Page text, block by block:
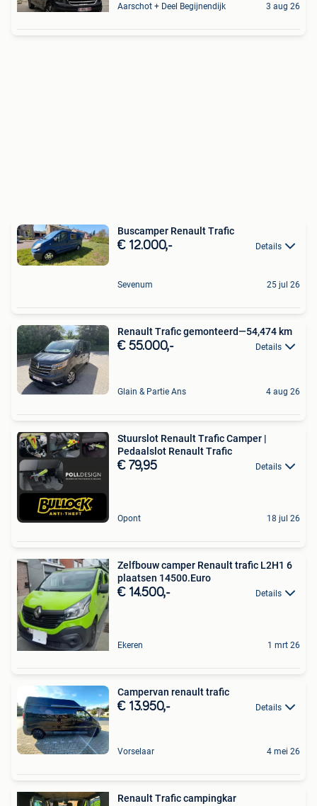
Aarschot + Deel Begijnendijk 3 aug 26
Buscamper Renault Trafic
€ 12.000,- Details
Sevenum 25 jul 26
Renault Trafic gemonteerd—54,474 km
€ 55.000,- Details
Glain & Partie Ans 4 aug 26
Stuurslot Renault Trafic Camper |
Pedaalslot Renault Trafic
€ 79,95 Details
Opont 18 jul 26
Zelfbouw camper Renault trafic L2H1 6
plaatsen 14500.Euro
€ 14.500,- Details
Ekeren 1 mrt 26
Campervan renault trafic
€ 13.950,- Details
Vorselaar 4 mei 26
Renault Trafic campingkar